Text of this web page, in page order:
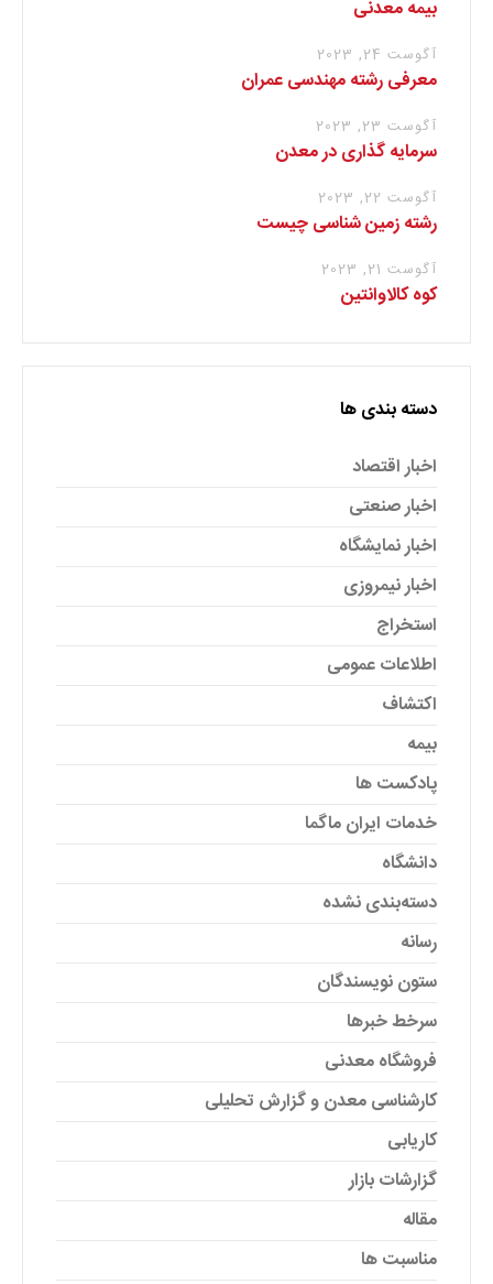
بیمه معدنی
آگوست 24, 2023
معرفی رشته مهندسی عمران
آگوست 23, 2023
سرمایه گذاری در معدن
آگوست 22, 2023
رشته زمین شناسی چیست
آگوست 21, 2023
کوه کالاوانتین
دسته بندی ها
اخبار اقتصاد
اخبار صنعتی
اخبار نمایشگاه
اخبار نیمروزی
استخراج
اطلاعات عمومی
اکتشاف
بیمه
پادکست ها
خدمات ایران ماگما
دانشگاه
دسته‌بندی نشده
رسانه
ستون نویسندگان
سرخط خبرها
فروشگاه معدنی
کارشناسی معدن و گزارش تحلیلی
کاریابی
گزارشات بازار
مقاله
مناسبت ها